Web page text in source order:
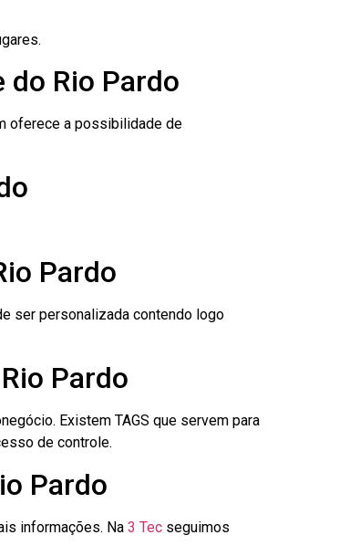
Rio Pardo
oferece a possibilidade de
Pardo
ser personalizada contendo logo
Pardo
Existem TAGS que servem para
de controle.
Pardo
informações. Na 3 Tec seguimos